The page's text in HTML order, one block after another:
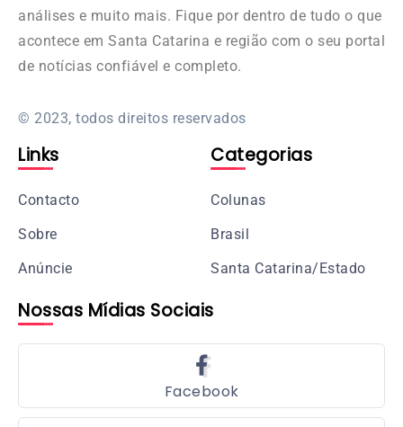
análises e muito mais. Fique por dentro de tudo o que
acontece em Santa Catarina e região com o seu portal
de notícias confiável e completo.
© 2023, todos direitos reservados
Links
Contacto
Sobre
Anúncie
Categorias
Colunas
Brasil
Santa Catarina/Estado
Nossas Mídias Sociais
Facebook